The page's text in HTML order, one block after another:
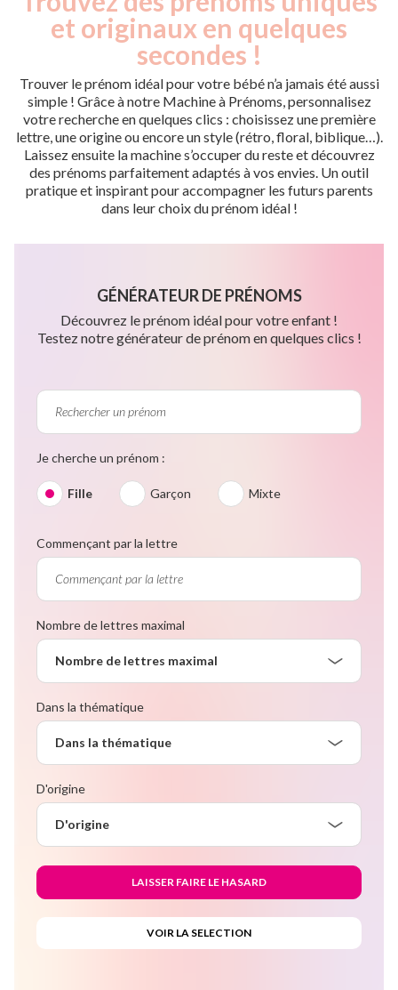
et originaux en quelques
secondes !
Trouver le prénom idéal pour votre bébé n’a jamais été aussi
simple ! Grâce à notre Machine à Prénoms, personnalisez
votre recherche en quelques clics : choisissez une première
lettre, une origine ou encore un style (rétro, floral, biblique…).
Laissez ensuite la machine s’occuper du reste et découvrez
des prénoms parfaitement adaptés à vos envies. Un outil
pratique et inspirant pour accompagner les futurs parents
dans leur choix du prénom idéal !
GÉNÉRATEUR DE PRÉNOMS
Découvrez le prénom idéal pour votre enfant !
Testez notre générateur de prénom en quelques clics !
Je cherche un prénom :
Fille Garçon Mixte
Commençant par la lettre
Nombre de lettres maximal
Nombre de lettres maximal
Dans la thématique
Dans la thématique
D'origine
D'origine